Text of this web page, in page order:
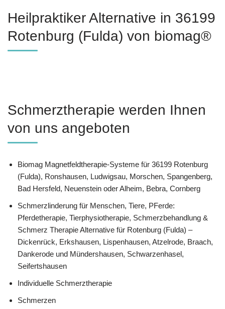
Heilpraktiker Alternative in 36199
Rotenburg (Fulda) von biomag®
Schmerztherapie werden Ihnen
von uns angeboten
Biomag Magnetfeldtherapie-Systeme für 36199 Rotenburg
(Fulda), Ronshausen, Ludwigsau, Morschen, Spangenberg,
Bad Hersfeld, Neuenstein oder Alheim, Bebra, Cornberg
Schmerzlinderung für Menschen, Tiere, PFerde:
Pferdetherapie, Tierphysiotherapie, Schmerzbehandlung &
Schmerz Therapie Alternative für Rotenburg (Fulda) –
Dickenrück, Erkshausen, Lispenhausen, Atzelrode, Braach,
Dankerode und Mündershausen, Schwarzenhasel,
Seifertshausen
Individuelle Schmerztherapie
Schmerzen